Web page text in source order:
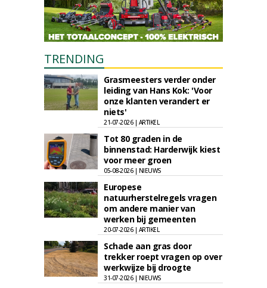
TRENDING
Grasmeesters verder onder
leiding van Hans Kok: 'Voor
onze klanten verandert er
niets'
21-07-2026 | ARTIKEL
Tot 80 graden in de
binnenstad: Harderwijk kiest
voor meer groen
05-08-2026 | NIEUWS
Europese
natuurherstelregels vragen
om andere manier van
werken bij gemeenten
20-07-2026 | ARTIKEL
Schade aan gras door
trekker roept vragen op over
werkwijze bij droogte
31-07-2026 | NIEUWS